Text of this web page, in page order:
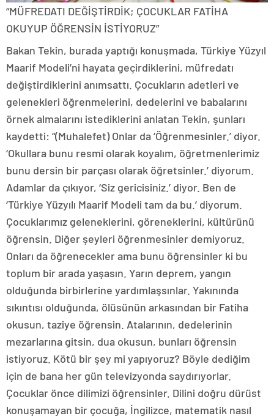
“MÜFREDATI DEĞİŞTİRDİK; ÇOCUKLAR FATİHA
OKUYUP ÖĞRENSİN İSTİYORUZ”
Bakan Tekin, burada yaptığı konuşmada, Türkiye Yüzyıl
Maarif Modeli’ni hayata geçirdiklerini, müfredatı
değiştirdiklerini anımsattı. Çocukların adetleri ve
gelenekleri öğrenmelerini, dedelerini ve babalarını
örnek almalarını istediklerini anlatan Tekin, şunları
kaydetti: “(Muhalefet) Onlar da ‘Öğrenmesinler.’ diyor.
‘Okullara bunu resmi olarak koyalım, öğretmenlerimiz
bunu dersin bir parçası olarak öğretsinler.’ diyorum.
Adamlar da çıkıyor, ‘Siz gericisiniz.’ diyor. Ben de
‘Türkiye Yüzyılı Maarif Modeli tam da bu.’ diyorum.
Çocuklarımız geleneklerini, göreneklerini, kültürünü
öğrensin. Diğer şeyleri öğrenmesinler demiyoruz.
Onları da öğrenecekler ama bunu öğrensinler ki bu
toplum bir arada yaşasın. Yarın deprem, yangın
olduğunda birbirlerine yardımlaşsınlar. Yakınında
sıkıntısı olduğunda, ölüsünün arkasından bir Fatiha
okusun, taziye öğrensin. Atalarının, dedelerinin
mezarlarına gitsin, dua okusun, bunları öğrensin
istiyoruz. Kötü bir şey mi yapıyoruz? Böyle dediğim
için de bana her gün televizyonda saydırıyorlar.
Çocuklar önce dilimizi öğrensinler. Dilini doğru dürüst
konuşamayan bir çocuğa, İngilizce, matematik nasıl